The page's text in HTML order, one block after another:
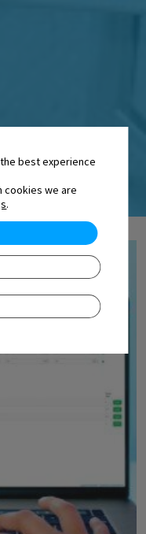
best experience
cookies we are
.